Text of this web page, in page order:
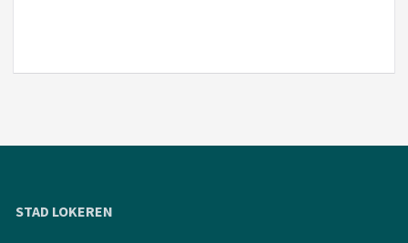
STAD LOKEREN